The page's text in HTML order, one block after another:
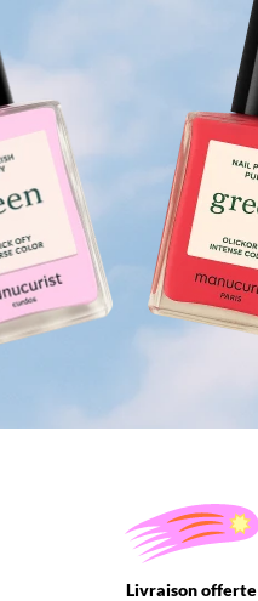
Livraison offerte